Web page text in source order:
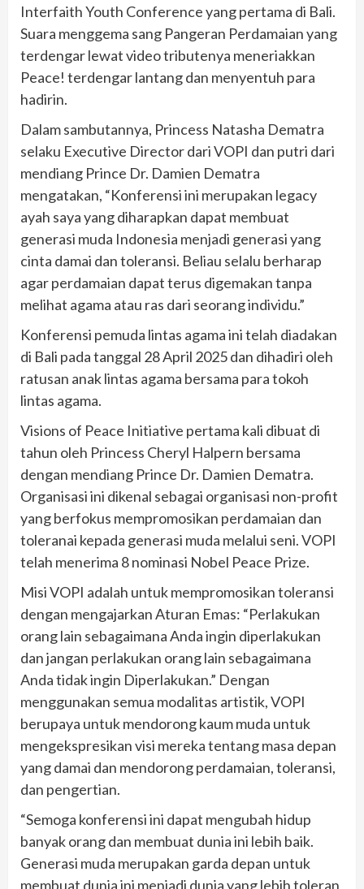
Interfaith Youth Conference yang pertama di Bali.
Suara menggema sang Pangeran Perdamaian yang
terdengar lewat video tributenya meneriakkan
Peace! terdengar lantang dan menyentuh para
hadirin.
Dalam sambutannya, Princess Natasha Dematra
selaku Executive Director dari VOPI dan putri dari
mendiang Prince Dr. Damien Dematra
mengatakan, “Konferensi ini merupakan legacy
ayah saya yang diharapkan dapat membuat
generasi muda Indonesia menjadi generasi yang
cinta damai dan toleransi. Beliau selalu berharap
agar perdamaian dapat terus digemakan tanpa
melihat agama atau ras dari seorang individu.”
Konferensi pemuda lintas agama ini telah diadakan
di Bali pada tanggal 28 April 2025 dan dihadiri oleh
ratusan anak lintas agama bersama para tokoh
lintas agama.
Visions of Peace Initiative pertama kali dibuat di
tahun oleh Princess Cheryl Halpern bersama
dengan mendiang Prince Dr. Damien Dematra.
Organisasi ini dikenal sebagai organisasi non-profit
yang berfokus mempromosikan perdamaian dan
toleranai kepada generasi muda melalui seni. VOPI
telah menerima 8 nominasi Nobel Peace Prize.
Misi VOPI adalah untuk mempromosikan toleransi
dengan mengajarkan Aturan Emas: “Perlakukan
orang lain sebagaimana Anda ingin diperlakukan
dan jangan perlakukan orang lain sebagaimana
Anda tidak ingin Diperlakukan.” Dengan
menggunakan semua modalitas artistik, VOPI
berupaya untuk mendorong kaum muda untuk
mengekspresikan visi mereka tentang masa depan
yang damai dan mendorong perdamaian, toleransi,
dan pengertian.
“Semoga konferensi ini dapat mengubah hidup
banyak orang dan membuat dunia ini lebih baik.
Generasi muda merupakan garda depan untuk
membuat dunia ini menjadi dunia yang lebih toleran